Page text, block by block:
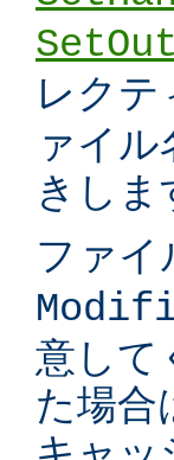
レクテ
ァイ
きしま
ファ
意して
た場合